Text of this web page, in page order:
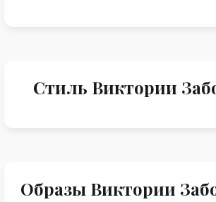
Стиль Виктории
Образы Виктории